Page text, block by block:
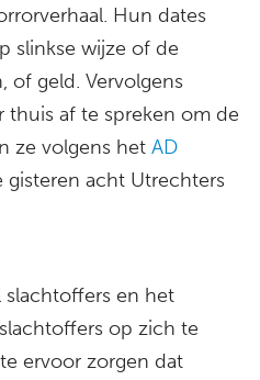
Hun dates
slinkse wijze of de
of geld. Vervolgens
af te spreken om de
ze volgens het AD
gisteren acht Utrechters
slachtoffers en het
op zich te
ervoor zorgen dat